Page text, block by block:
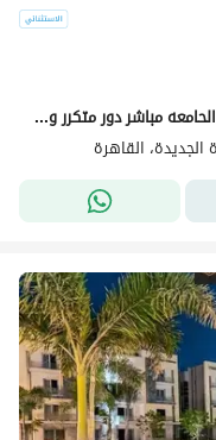
استلام فوري !! نص تشطيب شقه للبيع امام الحامعه مباشر دور متكرر وفيو خيالي vip لوكيشن 171م 3غرف 3 حمام فيو بوول & لاند سكيب -بجوار ماونتن فيو-ميفيدا
الجديدة، القاهرة